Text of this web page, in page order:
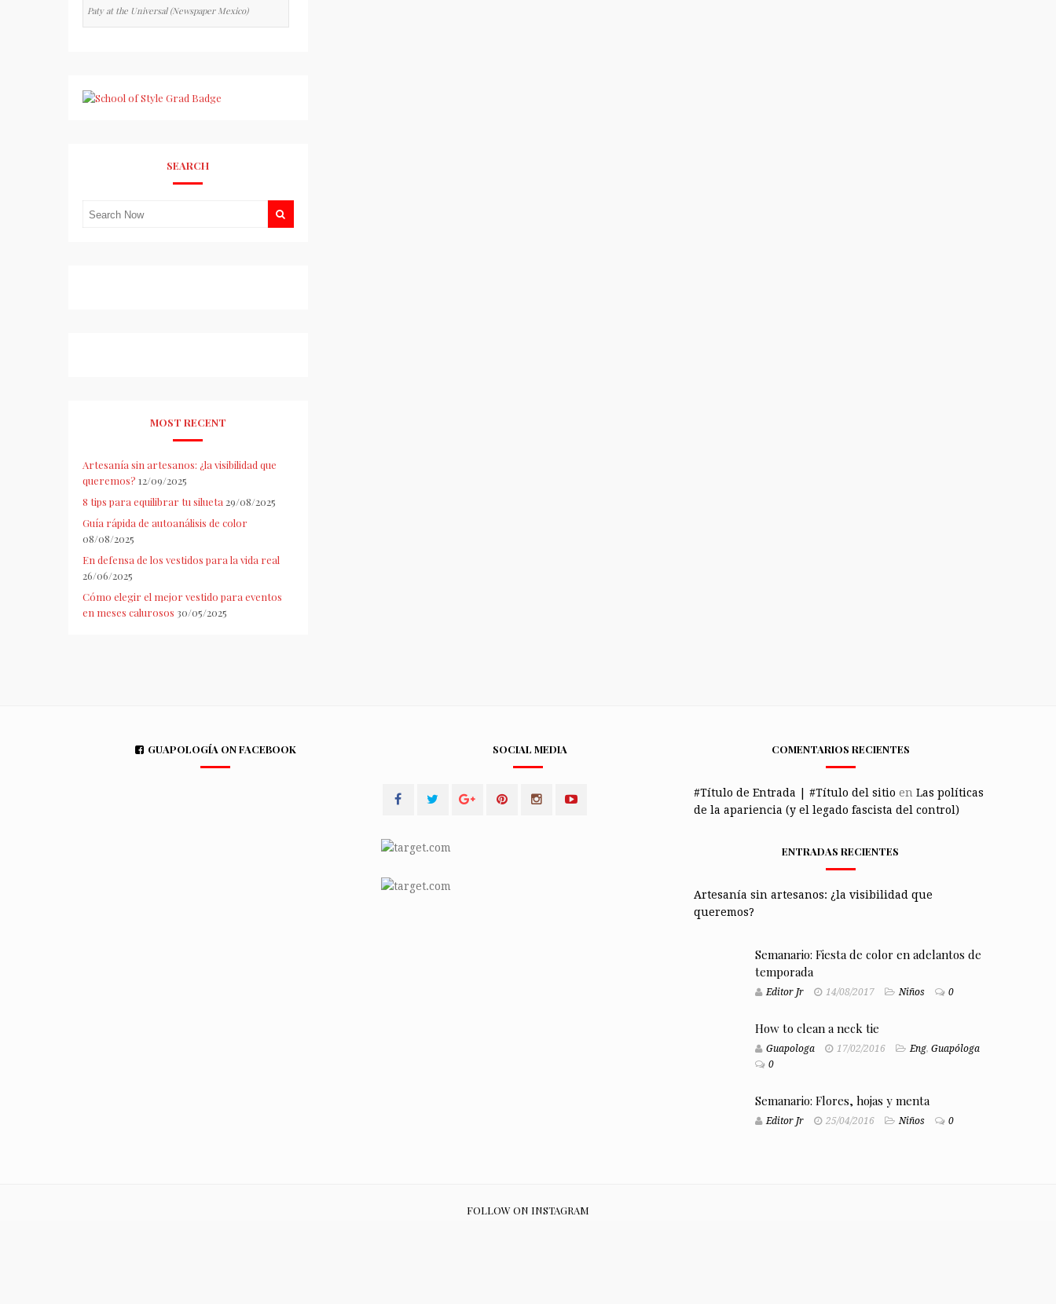
Paty at the Universal (Newspaper Mexico)
SEARCH
MOST RECENT
Artesanía sin artesanos: ¿la visibilidad que
queremos? 12/09/2025
8 tips para equilibrar tu silueta 29/08/2025
Guía rápida de autoanálisis de color
08/08/2025
En defensa de los vestidos para la vida real
26/06/2025
Cómo elegir el mejor vestido para eventos
en meses calurosos 30/05/2025
GUAPOLOGÍA ON FACEBOOK SOCIAL MEDIA COMENTARIOS RECIENTES
#Título de Entrada | #Título del sitio en Las políticas
de la apariencia (y el legado fascista del control)
ENTRADAS RECIENTES
Artesanía sin artesanos: ¿la visibilidad que
queremos?
Semanario: Fiesta de color en adelantos de
temporada
Editor Jr 14/08/2017 Niños 0
How to clean a neck tie
Guapologa 17/02/2016 Eng, Guapóloga
0
Semanario: Flores, hojas y menta
Editor Jr 25/04/2016 Niños 0
FOLLOW ON INSTAGRAM